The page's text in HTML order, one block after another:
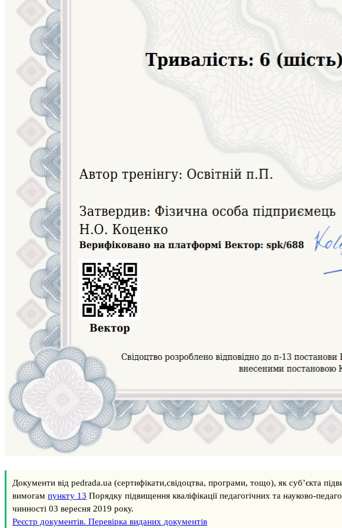
Документи від pedrada.ua (сертифікати,свідоцтва, програми, тощо), як суб’єкта
вимогам пункту 13 Порядку підвищення кваліфікації педагогічних та науково-
чинності 03 вересня 2019 року.
Реєстр документів. Перевірка виданих документів